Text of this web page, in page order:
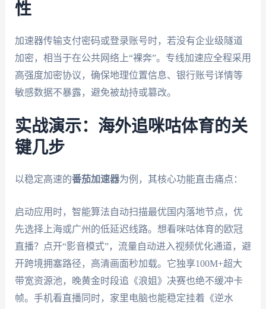
性
加速器传输支付密码或登录账号时，若没有企业级隧道
加密，相当于在公共网络上“裸奔”。专线加速应全程采用
高强度加密协议，确保地理位置信息、银行账号详情等
敏感数据不暴露，避免被劫持或篡改。
实战演示：海外追咪咕体育的关
键几步
以稳定高速的番茄加速器为例，其核心功能直击痛点：
启动应用时，智能算法自动扫描最优国内落地节点，优
先选择上海或广州的低延迟线路。想看咪咕体育的欧冠
直播？点开“影音模式”，流量自动进入视频优化通道，避
开跨境拥塞路径，高清画面秒加载。它独享100M+超大
带宽资源池，晚黄金时段追《浪姐》决赛也绝不缓冲卡
帧。手机看直播同时，家里电脑也能稳定挂着《逆水